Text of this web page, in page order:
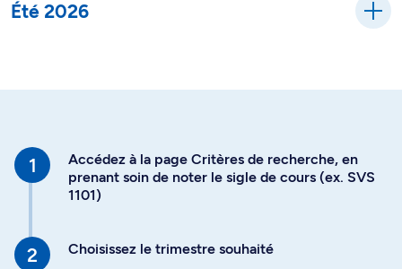
Été 2026
Accédez à la page Critères de recherche, en
prenant soin de noter le sigle de cours (ex. SVS
1101)
Choisissez le trimestre souhaité